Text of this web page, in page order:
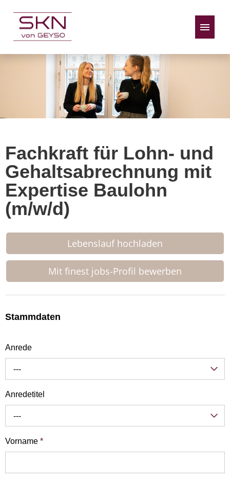
Stellenangebote
Fachkraft für Lohn- und
Gehaltsabrechnung mit
Expertise Baulohn
(m/w/d)
Lebenslauf hochladen
Mit finest jobs-Profil bewerben
Stammdaten
Anrede
---
Anredetitel
---
Vorname *